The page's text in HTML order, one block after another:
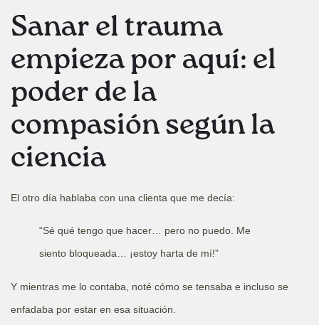
Sanar el trauma
empieza por aquí: el
poder de la
compasión según la
ciencia
El otro día hablaba con una clienta que me decía:
“Sé qué tengo que hacer… pero no puedo. Me
siento bloqueada… ¡estoy harta de mí!”
Y mientras me lo contaba, noté cómo se tensaba e incluso se
enfadaba por estar en esa situación.